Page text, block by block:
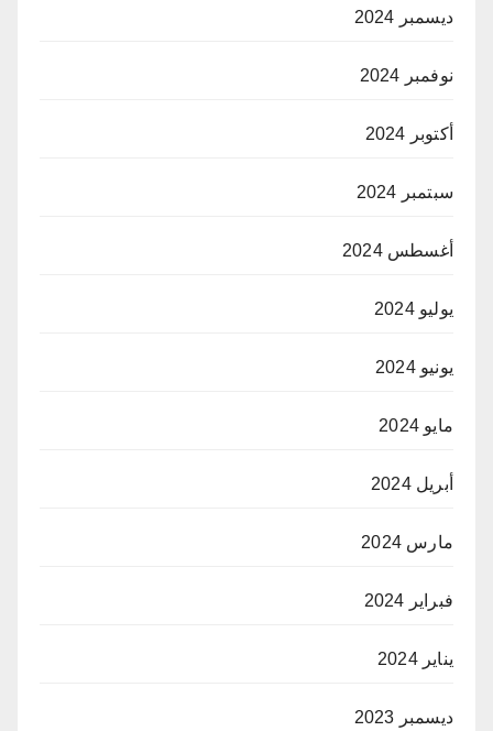
ديسمبر 2024
نوفمبر 2024
أكتوبر 2024
سبتمبر 2024
أغسطس 2024
يوليو 2024
يونيو 2024
مايو 2024
أبريل 2024
مارس 2024
فبراير 2024
يناير 2024
ديسمبر 2023